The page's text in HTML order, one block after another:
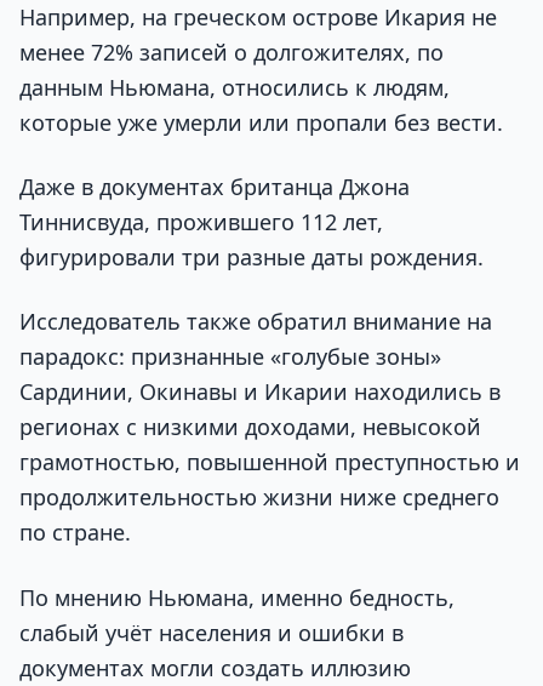
Например, на греческом острове Икария не
менее 72% записей о долгожителях, по
данным Ньюмана, относились к людям,
которые уже умерли или пропали без вести.
Даже в документах британца Джона
Тиннисвуда, прожившего 112 лет,
фигурировали три разные даты рождения.
Исследователь также обратил внимание на
парадокс: признанные «голубые зоны»
Сардинии, Окинавы и Икарии находились в
регионах с низкими доходами, невысокой
грамотностью, повышенной преступностью и
продолжительностью жизни ниже среднего
по стране.
По мнению Ньюмана, именно бедность,
слабый учёт населения и ошибки в
документах могли создать иллюзию